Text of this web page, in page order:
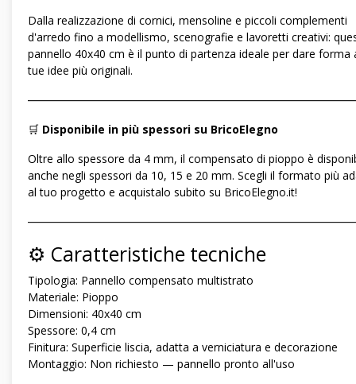
Dalla realizzazione di cornici, mensoline e piccoli complementi
d'arredo fino a modellismo, scenografie e lavoretti creativi:
pannello 40x40 cm è il punto di partenza ideale per dare forma
tue idee più originali.
🛒 Disponibile in più spessori su BricoElegno
Oltre allo spessore da 4 mm, il compensato di pioppo è
anche negli spessori da 10, 15 e 20 mm. Scegli il formato più
al tuo progetto e acquistalo subito su BricoElegno.it!
⚙️ Caratteristiche tecniche
Tipologia: Pannello compensato multistrato
Materiale: Pioppo
Dimensioni: 40x40 cm
Spessore: 0,4 cm
Finitura: Superficie liscia, adatta a verniciatura e decorazione
Montaggio: Non richiesto — pannello pronto all'uso